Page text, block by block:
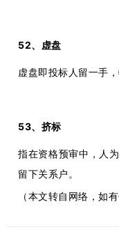
52、虚盘
虚盘即投标人留一手
53、挤标
指在资格预审中，人
留下关系户。
（本文转自网络，如